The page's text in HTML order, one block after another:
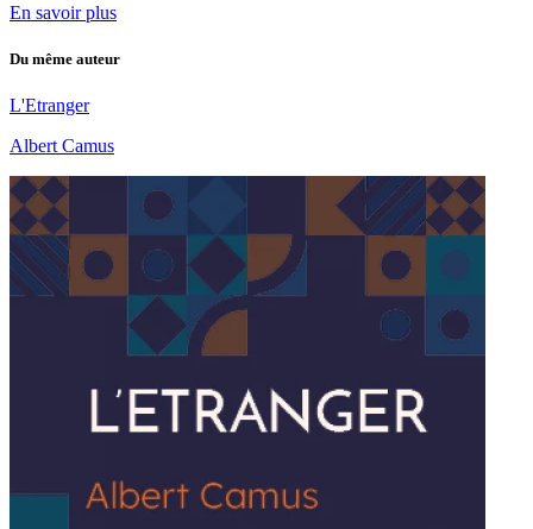
En savoir plus
Du même auteur
L'Etranger
Albert Camus